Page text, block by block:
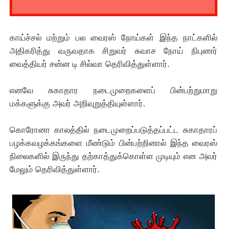
காய்ச்சல் மற்றும் பல வைரஸ் நோய்கள் இந்த நாட்களில்
அதிகரித்து வருவதாக சிறுவர் சுவாச நோய் நிபுணர்
வைத்தியர் சன்ன டி சில்வா தெரிவித்துள்ளார்.
எனவே சுகாதார நடைமுறைகளைப் பின்பற்றுமாறு
மக்களுக்கு அவர் அறிவுறுத்தியுள்ளார்.
கொரோனா காலத்தில் நடைமுறைப்படுத்தப்பட்ட சுகாதாரப்
பழக்கவழக்கங்களை மீண்டும் பின்பற்றினால் இந்த வைரஸ்
நிலைகளில் இருந்து தற்காத்துக்கொள்ள முடியும் என அவர்
மேலும் தெரிவித்துள்ளார்.